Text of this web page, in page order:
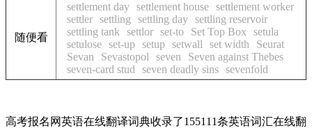
随便看
settlement day settlement house settlement worker
settler settling settling day settling reservoir
settling tank
settlor set-to Set Top Box
setula
setulose set-up setup setwall set width
Seurat
Sevan
Sevastopol seven
Seven against Thebes
seven-card stud
seven deadly sins sevenfold
高考报名网英语在线翻译词典收录了155111条英语词汇在线翻